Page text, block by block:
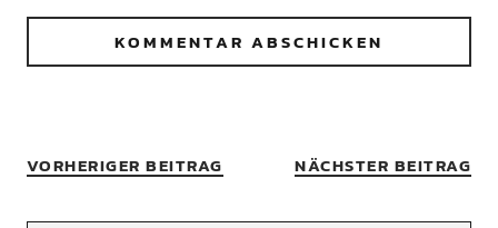
VORHERIGER BEITRAG NÄCHSTER BEITRAG